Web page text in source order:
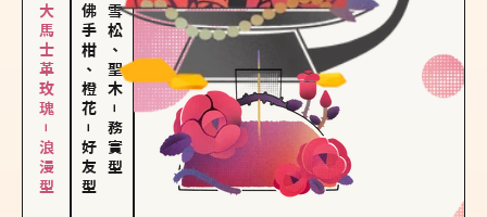
大馬士革玫瑰－浪漫型 佛手柑、橙花
－
好友型
雪松、聖木
－
務實型